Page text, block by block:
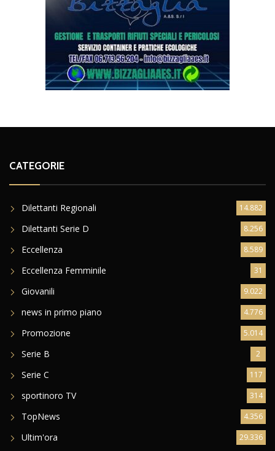
CATEGORIE
Dilettanti Regionali 14.882
Dilettanti Serie D 8.256
Eccellenza 8.589
Eccellenza Femminile 31
Giovanili 9.022
news in primo piano 4.776
Promozione 5.014
Serie B 2
Serie C 117
sportinoro TV 314
TopNews 4.356
Ultim'ora 29.336